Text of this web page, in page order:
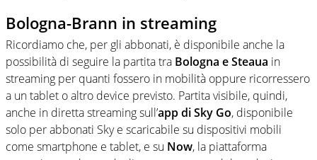
Bologna-Brann in streaming
Ricordiamo che, per gli abbonati, è disponibile anche la
possibilità di seguire la partita tra Bologna e Steaua in
streaming per quanti fossero in mobilità oppure ricorressero
a un tablet o altro device previsto. Partita visibile, quindi,
anche in diretta streaming sull’app di Sky Go, disponibile
solo per abbonati Sky e scaricabile su dispositivi mobili
come smartphone e tablet, e su Now, la piattaforma